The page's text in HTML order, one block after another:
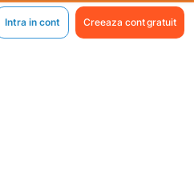
Intra in cont Creeaza cont gratuit